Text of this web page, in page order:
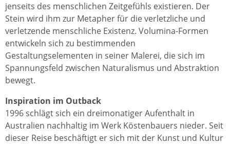
jenseits des menschlichen Zeitgefühls existieren. Der
Stein wird ihm zur Metapher für die verletzliche und
verletzende menschliche Existenz. Volumina-Formen
entwickeln sich zu bestimmenden
Gestaltungselementen in seiner Malerei, die sich im
Spannungsfeld zwischen Naturalismus und Abstraktion
bewegt.
Inspiration im Outback
1996 schlägt sich ein dreimonatiger Aufenthalt in
Australien nachhaltig im Werk Köstenbauers nieder. Seit
dieser Reise beschäftigt er sich mit der Kunst und Kultur